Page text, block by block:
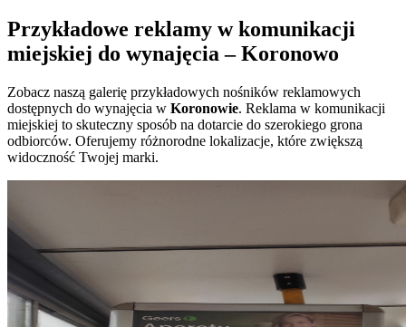
Przykładowe reklamy w komunikacji
miejskiej do wynajęcia – Koronowo
Zobacz naszą galerię przykładowych nośników reklamowych
dostępnych do wynajęcia w Koronowie. Reklama w komunikacji
miejskiej to skuteczny sposób na dotarcie do szerokiego grona
odbiorców. Oferujemy różnorodne lokalizacje, które zwiększą
widoczność Twojej marki.